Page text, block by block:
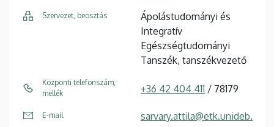
Szervezet, beosztás
Ápolástudományi és
Integratív
Egészségtudományi
Tanszék, tanszékvezető
Központi telefonszám,
mellék
+36 42 404 411 / 78179
E-mail
sarvary.attila@etk.unideb.